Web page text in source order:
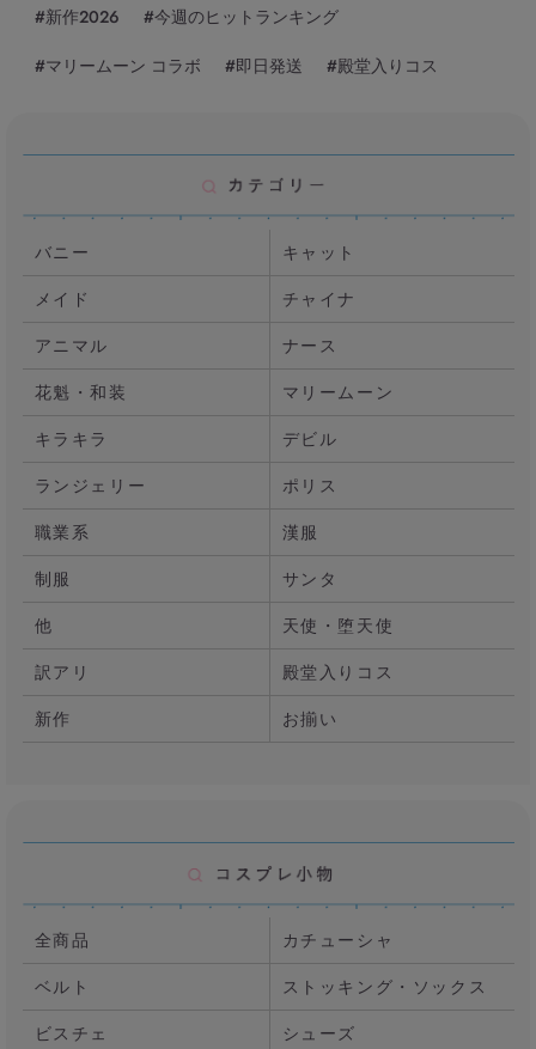
#新作2026 #今週のヒットランキング
#マリームーン コラボ #即日発送 #殿堂入りコス
バニー
キャット
メイド
チャイナ
アニマル
ナース
花魁・和装
マリームーン
キラキラ
デビル
ランジェリー
ポリス
職業系
漢服
制服
サンタ
他
天使・堕天使
訳アリ
殿堂入りコス
新作
お揃い
全商品
カチューシャ
ベルト
ストッキング・ソックス
ビスチェ
シューズ